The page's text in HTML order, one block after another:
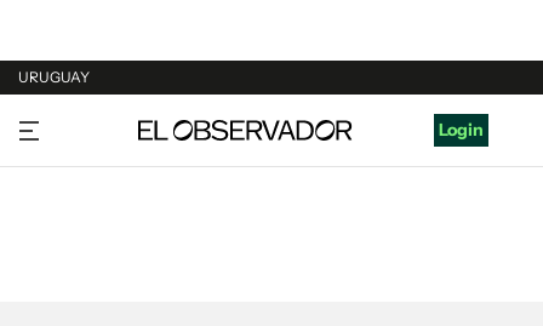
URUGUAY
URUGUAY
ARGENTINA
Login